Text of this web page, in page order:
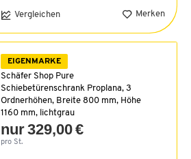
Vergleichen Merken
EIGENMARKE
Schäfer Shop Pure
Schiebetürenschrank Proplana, 3
Ordnerhöhen, Breite 800 mm, Höhe
1160 mm, lichtgrau
nur 329,00 €
pro St.